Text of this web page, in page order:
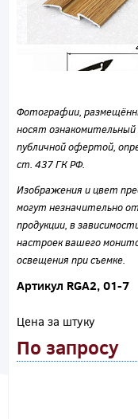
Фотографии,
носят
публичной офертой,
ст. 437 ГК РФ.
Изображения и цвет
могут незначительно
продукции, в
настроек вашего
освещения при съемке.
Артикул RGA2, 01-7
Цена за штуку
По запросу